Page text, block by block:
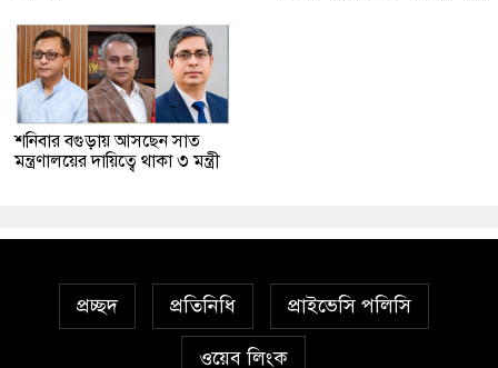
শনিবার বগুড়ায় আসছেন সাত
মন্ত্রণালয়ের দায়িত্বে থাকা ৩ মন্ত্রী
প্রচ্ছদ প্রতিনিধি প্রাইভেসি পলিসি
ওয়েব লিংক